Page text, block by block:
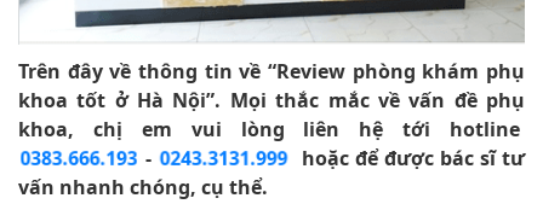
Trên đây về thông tin về “Review phòng khám phụ
khoa tốt ở Hà Nội”. Mọi thắc mắc về vấn đề phụ
khoa, chị em vui lòng liên hệ tới hotline
0383.666.193 - 0243.3131.999
hoặc để được bác sĩ tư
vấn nhanh chóng, cụ thể.